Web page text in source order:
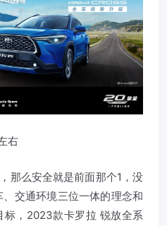
右
那么安全就是前面那个1，没
交通环境三位一体的理念和
标，2023款卡罗拉 锐放全系